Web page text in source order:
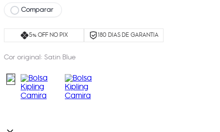
Comparar
5% OFF NO PIX 180 DIAS DE GARANTIA
Cor original: Satin Blue